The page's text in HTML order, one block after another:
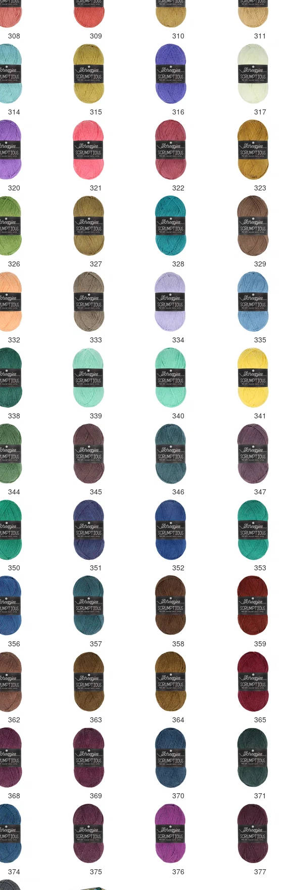
308 309 310 311
314 315 316 317
320 321 322 323
326 327 328 329
332 333 334 335
338 339 340 341
344 345 346 347
350 351 352 353
356 357 358 359
362 363 364 365
368 369 370 371
374 375 376 377